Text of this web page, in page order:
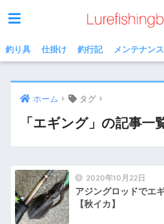
釣り具 仕掛け 釣行記 メンテナンス
ホーム タグ
「エギング」の記事一
2020年10月22日
アジングロッドでエ
【秋イカ】